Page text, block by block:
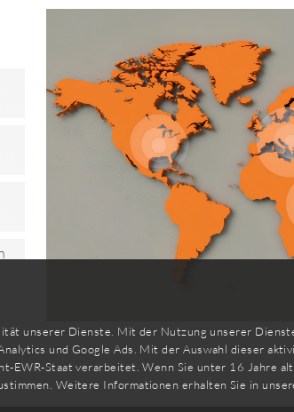
unserer Dienste. Mit der Nutzung unserer
und Google Ads. Mit der Auswahl dieser
EWR-Staat verarbeitet. Wenn Sie unter 16 Jahre
Weitere Informationen erhalten Sie in